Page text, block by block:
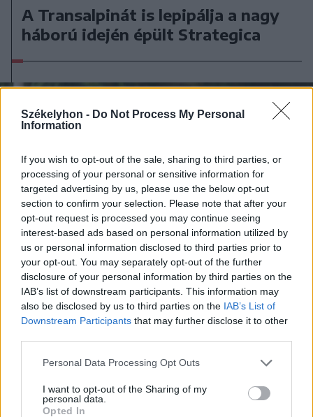
Székelyhon - Do Not Process My Personal
Information
If you wish to opt-out of the sale, sharing to third parties, or
processing of your personal or sensitive information for
targeted advertising by us, please use the below opt-out
section to confirm your selection. Please note that after your
opt-out request is processed you may continue seeing
interest-based ads based on personal information utilized by
us or personal information disclosed to third parties prior to
your opt-out. You may separately opt-out of the further
disclosure of your personal information by third parties on the
IAB’s list of downstream participants. This information may
also be disclosed by us to third parties on the IAB’s List of
Downstream Participants that may further disclose it to other
Personal Data Processing Opt Outs
I want to opt-out of the Sharing of my
personal data.
Opted In
A Transalpinát is lepipálja a nagy
háború idején épült Strategica
2026. augusztus 09., vasárnap
Három férfit vettek őrizetbe a
megtámadott mentőautó ügyében